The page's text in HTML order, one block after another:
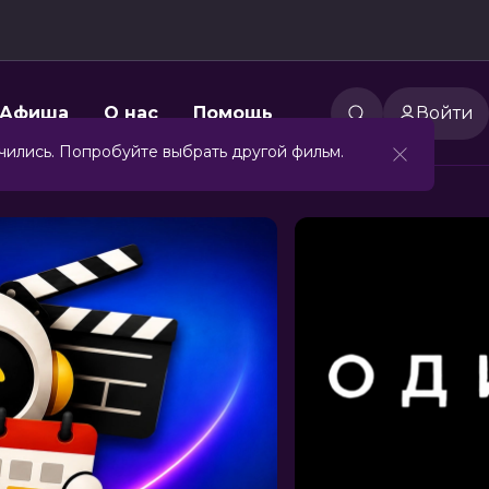
Афиша О нас Помощь Войти
Попробуйте выбрать другой фильм.